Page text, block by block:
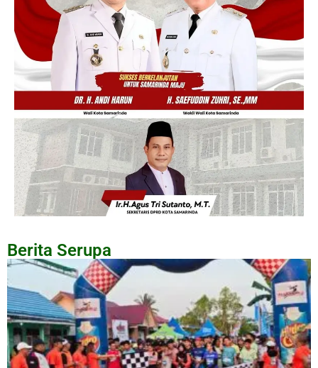
Berita Serupa